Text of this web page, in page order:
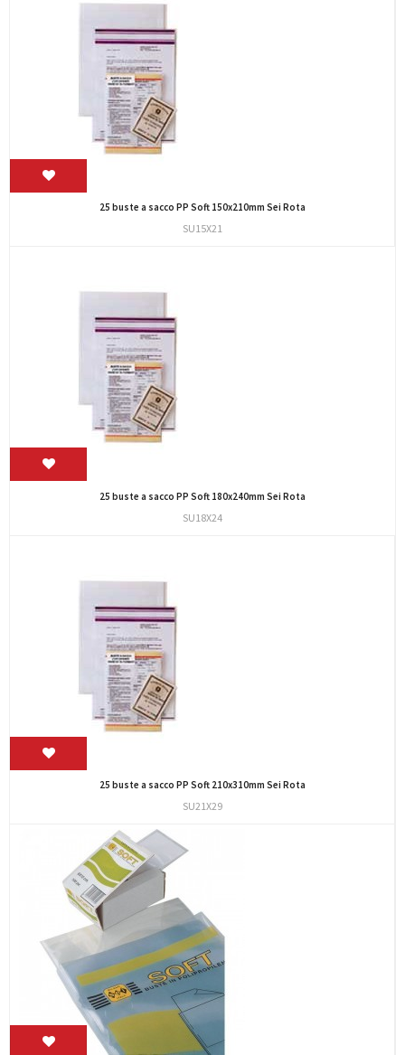
25 buste a sacco PP Soft 150x210mm Sei Rota
SU15X21
25 buste a sacco PP Soft 180x240mm Sei Rota
SU18X24
25 buste a sacco PP Soft 210x310mm Sei Rota
SU21X29